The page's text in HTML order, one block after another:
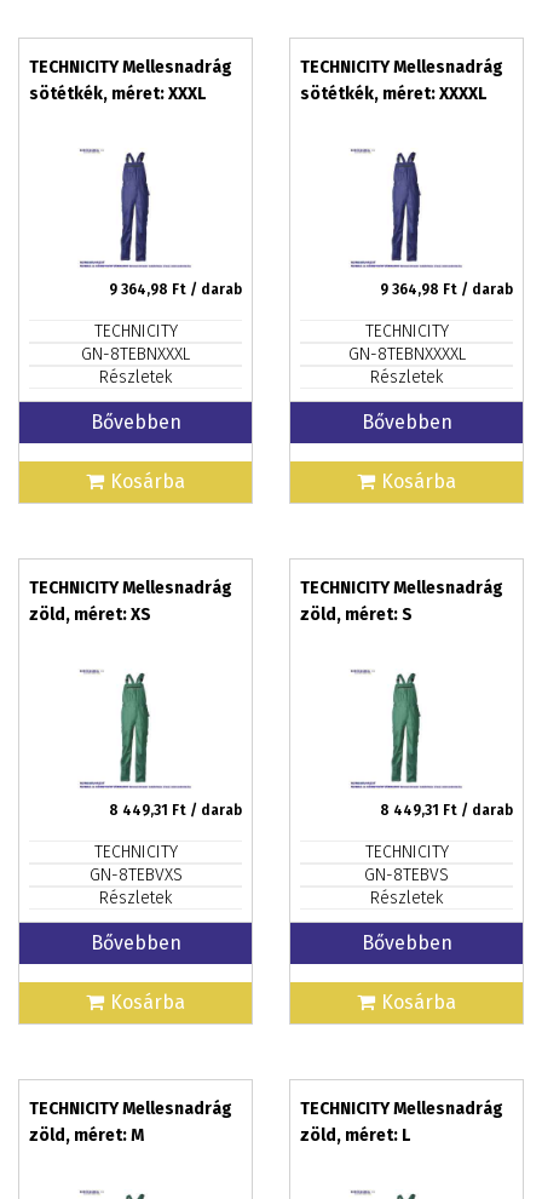
TECHNICITY Mellesnadrág
sötétkék, méret: XXXL
9 364,98 Ft / darab
TECHNICITY
GN-8TEBNXXXL
Részletek
Bővebben
Kosárba
TECHNICITY Mellesnadrág
sötétkék, méret: XXXXL
9 364,98 Ft / darab
TECHNICITY
GN-8TEBNXXXXL
Részletek
Bővebben
Kosárba
TECHNICITY Mellesnadrág
zöld, méret: XS
8 449,31 Ft / darab
TECHNICITY
GN-8TEBVXS
Részletek
Bővebben
Kosárba
TECHNICITY Mellesnadrág
zöld, méret: S
8 449,31 Ft / darab
TECHNICITY
GN-8TEBVS
Részletek
Bővebben
Kosárba
TECHNICITY Mellesnadrág
zöld, méret: M
TECHNICITY Mellesnadrág
zöld, méret: L